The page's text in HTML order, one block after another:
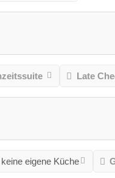
Late
keine eigene Küche